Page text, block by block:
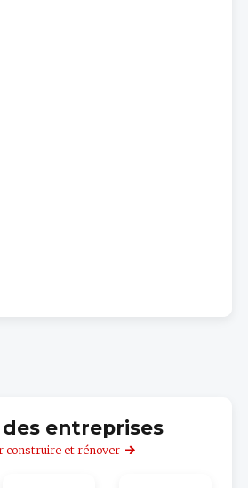
entreprises
construire et rénover